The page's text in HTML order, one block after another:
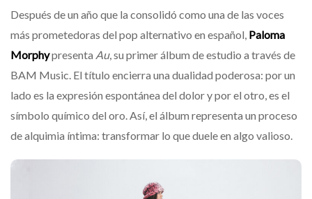
Después de un año que la consolidó como una de las voces
más prometedoras del pop alternativo en español, Paloma
Morphypresenta Au, su primer álbum de estudio a través de
BAM Music. El título encierra una dualidad poderosa: por un
lado es la expresión espontánea del dolor y por el otro, es el
símbolo químico del oro. Así, el álbum representa un proceso
de alquimia íntima: transformar lo que duele en algo valioso.